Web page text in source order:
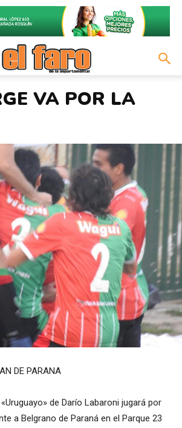
VA POR LA
DE PARANA
de Darío Labaroni jugará por
a Belgrano de Paraná en el Parque 23